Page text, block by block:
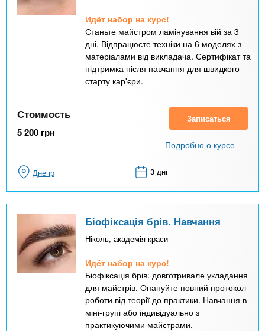
Идёт набор на курс!
Станьте майстром ламінування вій за 3
дні. Відпрацюєте техніки на 6 моделях з
матеріалами від викладача. Сертифікат та
підтримка після навчання для швидкого
старту кар'єри.
Стоимость
5 200 грн
Записаться
Подробно о курсе
Днепр 3 дні
Біофіксація брів. Навчання
Ніколь, академія краси
Идёт набор на курс!
Біофіксація брів: довготривале укладання
для майстрів. Опануйте повний протокол
роботи від теорії до практики. Навчання в
міні-групі або індивідуально з
практикуючими майстрами.